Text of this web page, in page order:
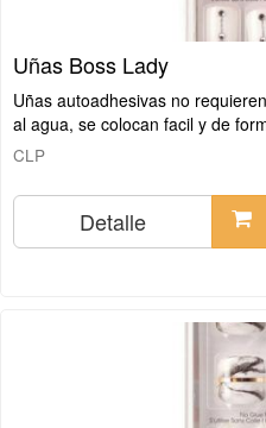
Uñas Boss Lady
Uñas autoadhesivas no
al agua, se colocan facil y de
CLP
Detalle